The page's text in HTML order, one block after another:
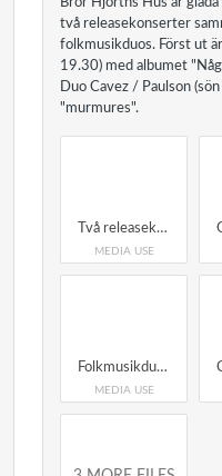
två releasekonserter
folkmusikduos. Först ut
19.30) med albumet
Duo Cavez / Paulson
"murmures".
Två releasekonserter samma vecka på Bror Hjorths Hus Erika & Cecilia med Mats Bergström ons 12 april kl 19.30 Duo Cavez / Paulson sön 16 april kl 19.00
MEDIA USE
Folkmusikduon Erika & Cecilia Erika Lindgren Liljenstolpe (t.v) Cecilia Österholm (t.h)
MEDIA USE